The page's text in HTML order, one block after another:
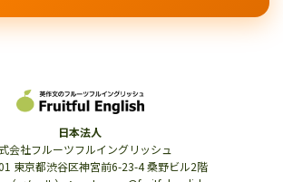
日本法人
会社フルーツフルイングリッシュ
東京都渋谷区神宮前6-23-4 桑野ビル2階